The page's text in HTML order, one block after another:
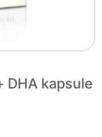
DHA kapsule